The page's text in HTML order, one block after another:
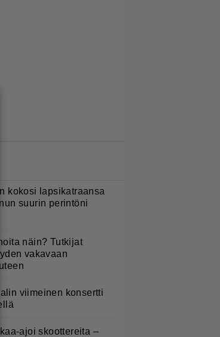
kokosi lapsikatraansa
suurin perintöni
näin? Tutkijat
vakavaan
viimeinen konsertti
ajoi skoottereita –